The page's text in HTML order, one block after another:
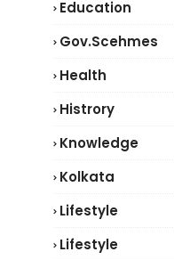
Education
Gov.scehmes
Health
Histrory
Knowledge
Kolkata
Lifestyle
Lifestyle